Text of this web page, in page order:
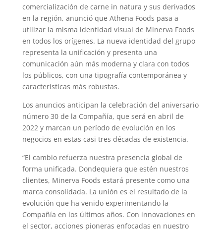
comercialización de carne in natura y sus derivados
en la región, anunció que Athena Foods pasa a
utilizar la misma identidad visual de Minerva Foods
en todos los orígenes. La nueva identidad del grupo
representa la unificación y presenta una
comunicación aún más moderna y clara con todos
los públicos, con una tipografía contemporánea y
características más robustas.
Los anuncios anticipan la celebración del aniversario
número 30 de la Compañía, que será en abril de
2022 y marcan un período de evolución en los
negocios en estas casi tres décadas de existencia.
“El cambio refuerza nuestra presencia global de
forma unificada. Dondequiera que estén nuestros
clientes, Minerva Foods estará presente como una
marca consolidada. La unión es el resultado de la
evolución que ha venido experimentando la
Compañía en los últimos años. Con innovaciones en
el sector, acciones pioneras enfocadas en nuestro